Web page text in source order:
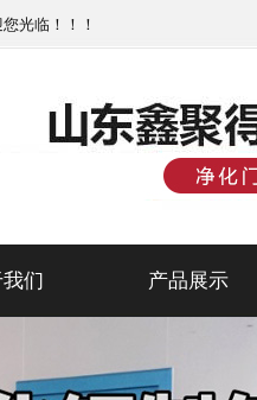
光临！！！
们 产品展示